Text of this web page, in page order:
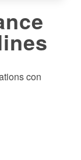
con